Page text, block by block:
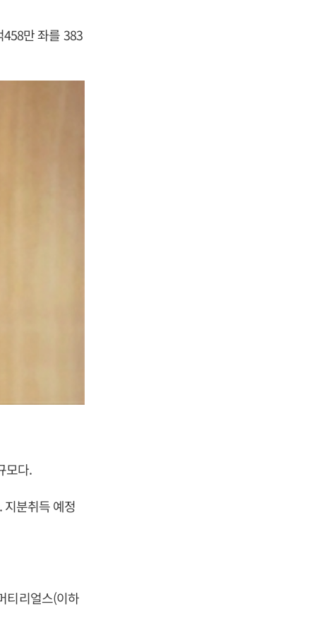
만 좌를 383
모다.
분취득 예정
티리얼스(이하